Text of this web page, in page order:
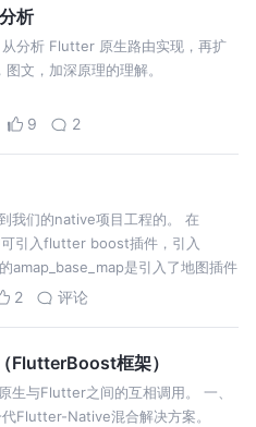
析
分析 Flutter 原生路由实现，再扩
文，加深原理的理解。
9 2
我们的native项目工程的。 在
引入flutter boost插件，引入
是引入了地图插件
2 评论
FlutterBoost框架）
与Flutter之间的互相调用。 一、
Flutter-Native混合解决方案。